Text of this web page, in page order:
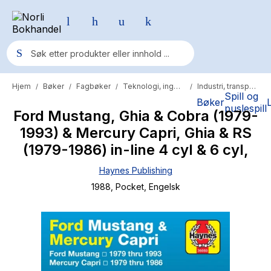
BøkerSpill og
puslespill
Populære søk
Pokemon
One piece
Fury Bound - Sable Sorensen
Hitster
Hypopressiv trening
Hjem / Bøker / Fagbøker / Teknologi, ingeniør og primær / Industri, transport og service
Ford Mustang, Ghia & Cobra (1979-
1993) & Mercury Capri, Ghia & RS
(1979-1986) in-line 4 cyl & 6 cyl,
Haynes Publishing
1988 , Pocket, Engelsk